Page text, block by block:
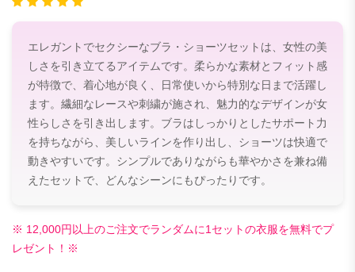
エレガントでセクシーなブラ・ショーツセットは、女性の美
しさを引き立てるアイテムです。柔らかな素材とフィット感
が特徴で、着心地が良く、日常使いから特別な日まで活躍し
ます。繊細なレースや刺繍が施され、魅力的なデザインが女
性らしさを引き出します。ブラはしっかりとしたサポート力
を持ちながら、美しいラインを作り出し、ショーツは快適で
動きやすいです。シンプルでありながらも華やかさを兼ね備
えたセットで、どんなシーンにもぴったりです。
※ 12,000円以上のご注文でランダムに1セットの衣服を無料でプ
レゼント！※